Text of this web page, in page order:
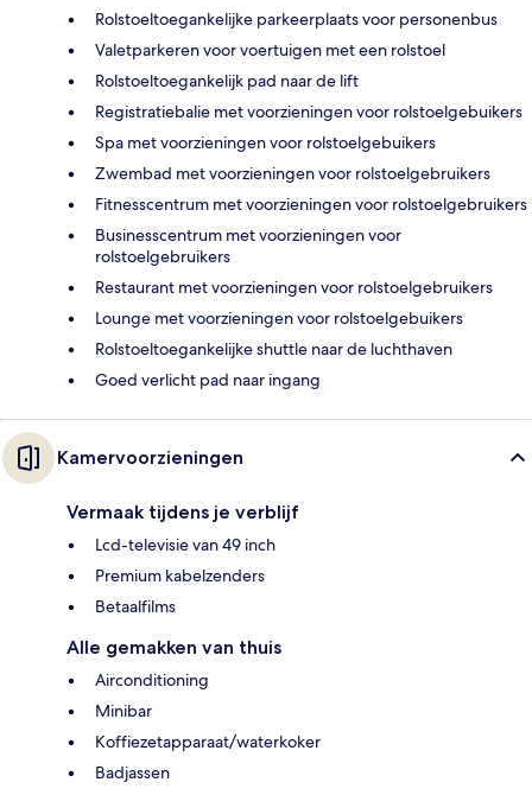
Rolstoeltoegankelijke parkeerplaats voor personenbus
Valetparkeren voor voertuigen met een rolstoel
Rolstoeltoegankelijk pad naar de lift
Registratiebalie met voorzieningen voor rolstoelgebuikers
Spa met voorzieningen voor rolstoelgebuikers
Zwembad met voorzieningen voor rolstoelgebruikers
Fitnesscentrum met voorzieningen voor rolstoelgebruikers
Businesscentrum met voorzieningen voor
rolstoelgebruikers
Restaurant met voorzieningen voor rolstoelgebruikers
Lounge met voorzieningen voor rolstoelgebuikers
Rolstoeltoegankelijke shuttle naar de luchthaven
Goed verlicht pad naar ingang
Kamervoorzieningen
Vermaak tijdens je verblijf
Lcd-televisie van 49 inch
Premium kabelzenders
Betaalfilms
Alle gemakken van thuis
Airconditioning
Minibar
Koffiezetapparaat/waterkoker
Badjassen